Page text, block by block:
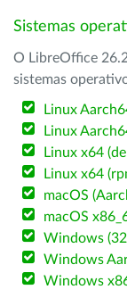
Sistemas
O LibreOffice
sistemas
Linux
Linux
Linux x64
Linux x64
macOS
macOS
Windows
Windows
Windows